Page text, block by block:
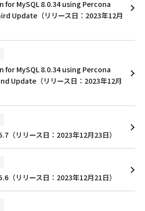
MySQL 8.0.34 using Percona
Update（リリース日：2023年12月
MySQL 8.0.34 using Percona
Update（リリース日：2023年12月
リリース日：2023年12月23日）
リリース日：2023年12月21日）